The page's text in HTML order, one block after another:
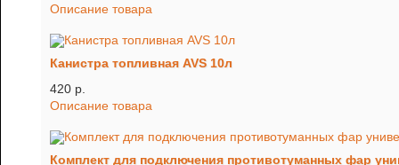
Описание товара
Канистра топливная AVS 10л
420 p.
Описание товара
Комплект для подключения противотуманных фар